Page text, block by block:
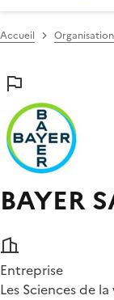
Accueil
BAYER
Entreprise
Les Sciences de la